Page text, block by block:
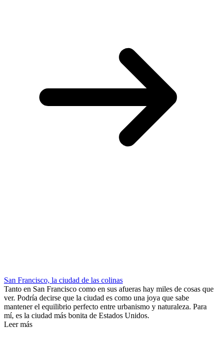
San Francisco, la ciudad de las colinas
Tanto en San Francisco como en sus afueras hay miles de cosas que
ver. Podría decirse que la ciudad es como una joya que sabe
mantener el equilibrio perfecto entre urbanismo y naturaleza. Para
mí, es la ciudad más bonita de Estados Unidos.
Leer más